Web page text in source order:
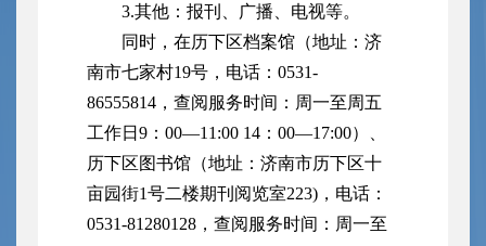
3.其他：报刊、广播、电视等。
同时，在历下区档案馆（地址：济
南市七家村19号，电话：0531-
86555814，查阅服务时间：周一至周五
工作日9：00—11:00 14：00—17:00）、
历下区图书馆（地址：济南市历下区十
亩园街1号二楼期刊阅览室223)，电话：
0531-81280128，查阅服务时间：周一至